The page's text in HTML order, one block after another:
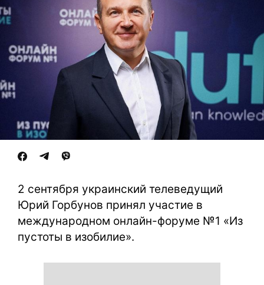
2 сентября украинский телеведущий
Юрий Горбунов принял участие в
международном онлайн-форуме №1 «Из
пустоты в изобилие».